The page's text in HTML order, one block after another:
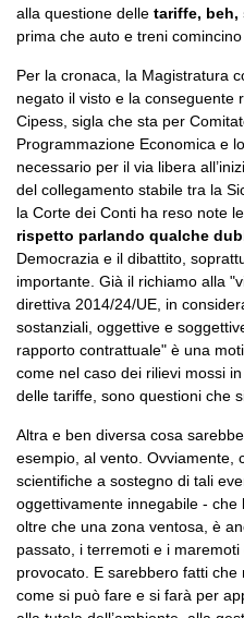
alla questione delle tariffe, beh,
prima che auto e treni
Per la cronaca, la Magistratura
negato il visto e la conseguente
Cipess, sigla che sta per
Programmazione Economica e
necessario per il via libera
del collegamento stabile tra la
la Corte dei Conti ha reso note le
rispetto parlando qualche
Democrazia e il dibattito,
importante. Già il richiamo alla
direttiva 2014/24/UE, in
sostanziali, oggettive e
rapporto contrattuale" è una
come nel caso dei rilievi mossi
delle tariffe, sono questioni che
Altra e ben diversa cosa
esempio, al vento. Ovviamente,
scientifiche a sostegno di tali
oggettivamente innegabile - che
oltre che una zona ventosa, è
passato, i terremoti e i
provocato. E sarebbero fatti
come si può fare e si farà per